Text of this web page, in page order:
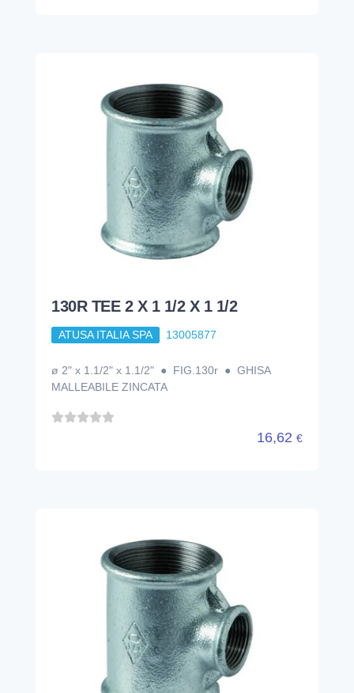
130R TEE 2 X 1 1/2 X 1 1/2
ATUSA ITALIA SPA 13005877
ø 2" x 1.1/2" x 1.1/2" ● FIG.130r ● GHISA
MALLEABILE ZINCATA
16,62 €